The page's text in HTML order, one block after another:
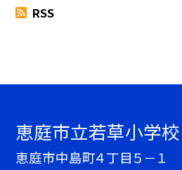
RSS
恵庭市立若草小学校
恵庭市中島町４丁目５－１